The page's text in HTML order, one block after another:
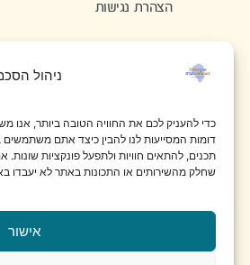
ניהול הסכמה
כדי להעניק לכם את החוויה הטובה ביותר, אנו
דומות המסייעות לנו להבין כיצד אתם משתמשים
תכנים, להתאים חוויות ולתפעל פונקציות שונות.
שחלק מהשירותים או התכונות באתר לא יעבדו
אישור
הצהרת נגישות
תיירות ארץ כנרת © כל הזכויות